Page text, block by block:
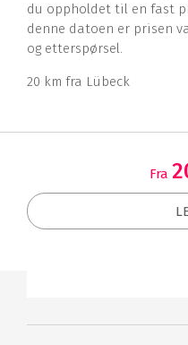
du oppholdet til en fast
denne datoen er prisen
og etterspørsel.
20 km fra Lübeck
Fra